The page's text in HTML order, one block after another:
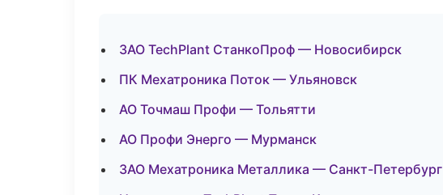
ЗАО TechPlant СтанкоПроф — Новосибирск
ПК Мехатроника Поток — Ульяновск
АО Точмаш Профи — Тольятти
АО Профи Энерго — Мурманск
ЗАО Мехатроника Металлика — Санкт-Петербург